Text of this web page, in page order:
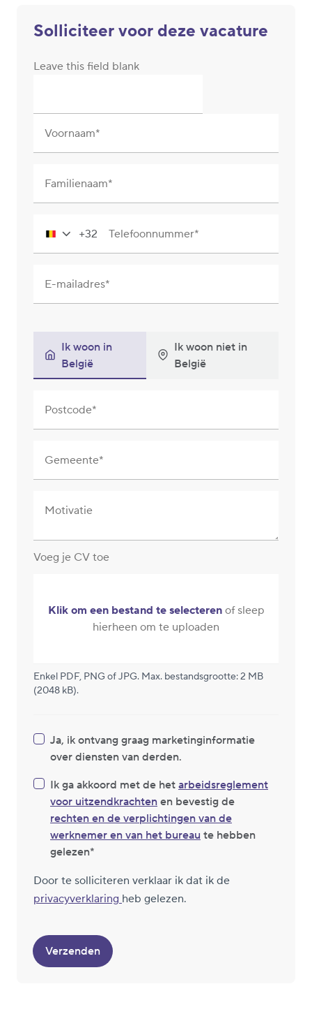
Solliciteer voor deze vacature
Leave this field blank
Voornaam
Familienaam
Belgium
+32
+32 Telefoonnummer
E-mailadres
Ik woon in
België
Ik woon niet in
België
Postcode
Gemeente
Motivatie
Voeg je CV toe
Klik om een bestand te selecterenof sleep
hierheen om te uploaden
Enkel PDF, PNG of JPG. Max. bestandsgrootte: 2 MB
(2048 kB).
Ja, ik ontvang graag marketinginformatie
over diensten van derden.
Ik ga akkoord met de het arbeidsreglement
voor uitzendkrachten en bevestig de
rechten en de verplichtingen van de
werknemer en van het bureau te hebben
gelezen
Door te solliciteren verklaar ik dat ik de
privacyverklaring heb gelezen.
Verzenden